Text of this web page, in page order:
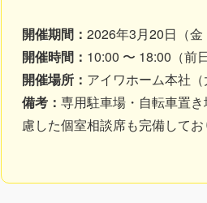
開催期間： 2026年3月20日（金
開催時間： 10:00 〜 18:00（前
開催場所： アイワホーム本社
備考： 専用駐車場・自転車置
慮した個室相談席も完備してお